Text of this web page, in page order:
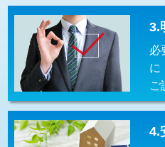
交換・取付（その他部品）
持込商品取付（単水栓）
持込商品取付（混合水栓）
持込商品取付（浄水器・分岐水
給水管工事※（ホール加工)
3.
必
に
ご
4.